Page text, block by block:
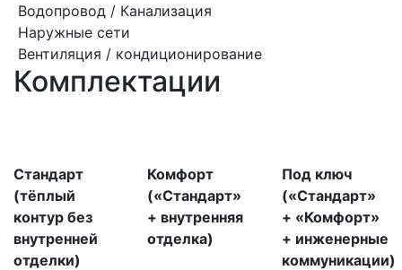
Водопровод / Канализация
Наружные сети
Вентиляция / кондиционирование
Комплектации
Стандарт
(тёплый
контур без
внутренней
отделки)
Комфорт
(«Стандарт»
+ внутренняя
отделка)
Под ключ
(«Стандарт»
+ «Комфорт»
+ инженерные
коммуникации)